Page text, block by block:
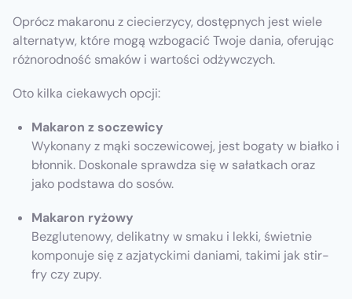
Oprócz makaronu z ciecierzycy, dostępnych jest wiele
alternatyw, które mogą wzbogacić Twoje dania, oferując
różnorodność smaków i wartości odżywczych.
Oto kilka ciekawych opcji:
Makaron z soczewicy
Wykonany z mąki soczewicowej, jest bogaty w białko i
błonnik. Doskonale sprawdza się w sałatkach oraz
jako podstawa do sosów.
Makaron ryżowy
Bezglutenowy, delikatny w smaku i lekki, świetnie
komponuje się z azjatyckimi daniami, takimi jak stir-
fry czy zupy.